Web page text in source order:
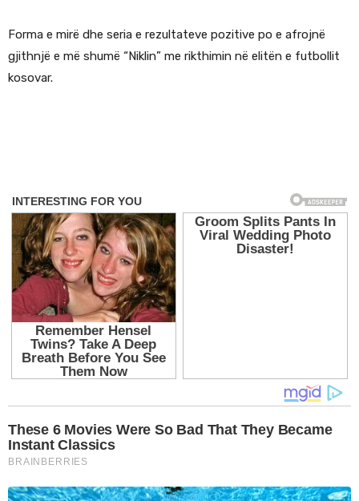
Forma e mirë dhe seria e rezultateve pozitive po e afrojnë
gjithnjë e më shumë “Niklin” me rikthimin në elitën e futbollit
kosovar.